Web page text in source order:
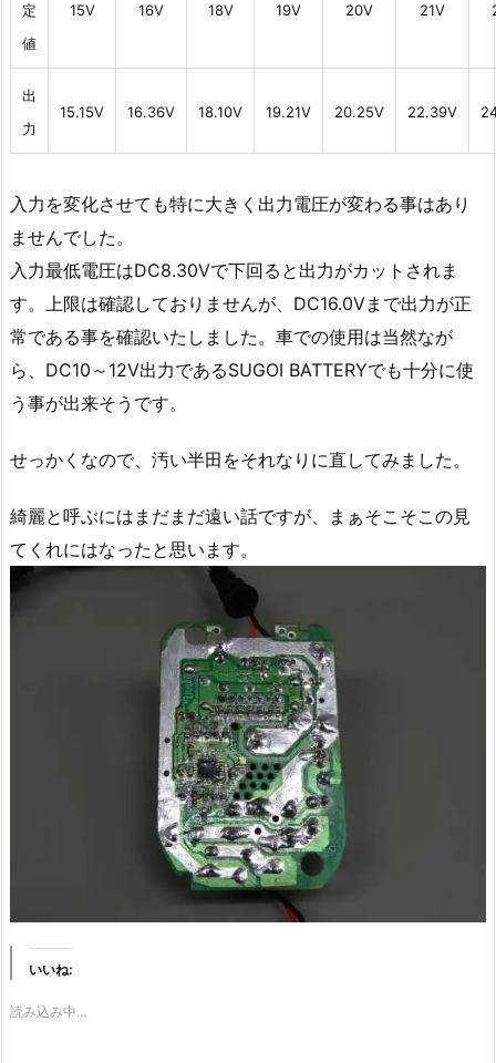
定
値
15V 16V 18V 19V 20V 21V
出
力
15.15V 16.36V 18.10V 19.21V 20.25V 22.39V
入力を変化させても特に大きく出力電圧が変わる事はあり
ませんでした。
入力最低電圧はDC8.30Vで下回ると出力がカットされま
す。上限は確認しておりませんが、DC16.0Vまで出力が正
常である事を確認いたしました。車での使用は当然なが
ら、DC10～12V出力であるSUGOI BATTERYでも十分に使
う事が出来そうです。
せっかくなので、汚い半田をそれなりに直してみました。
綺麗と呼ぶにはまだまだ遠い話ですが、まぁそこそこの見
てくれにはなったと思います。
いいね:
読み込み中…